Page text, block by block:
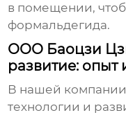
в помещении,
формальдегида.
ООО Баоцзи
развитие:
В нашей
технологии и